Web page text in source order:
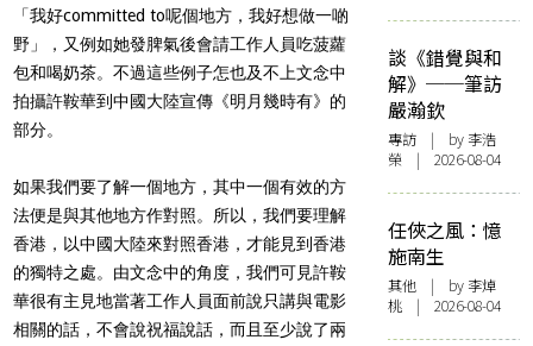
「我好committed to呢個地方，我好想做一啲
野」，又例如她發脾氣後會請工作人員吃菠蘿
包和喝奶茶。不過這些例子怎也及不上文念中
拍攝許鞍華到中國大陸宣傳《明月幾時有》的
部分。
如果我們要了解一個地方，其中一個有效的方
法便是與其他地方作對照。所以，我們要理解
香港，以中國大陸來對照香港，才能見到香港
的獨特之處。由文念中的角度，我們可見許鞍
華很有主見地當著工作人員面前說只講與電影
相關的話，不會說祝福說話，而且至少說了兩
談《錯覺與和
解》──筆訪
嚴瀚欽
專訪 | by 李浩
榮 | 2026-08-04
任俠之風：憶
施南生
其他 | by 李焯
桃 | 2026-08-04